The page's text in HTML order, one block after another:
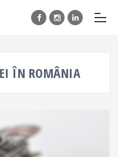
ÎN ROMÂNIA